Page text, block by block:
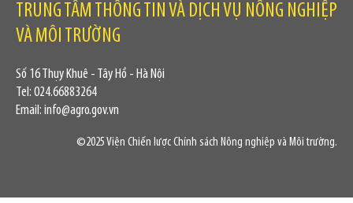
TRUNG TÂM THÔNG TIN VÀ DỊCH VỤ NÔNG NGHIỆP
VÀ MÔI TRƯỜNG
Số 16 Thụy Khuê - Tây Hồ - Hà Nội
Tel: 024.66883264
Email: info@agro.gov.vn
©2025 Viện Chiến lược Chính sách Nông nghiệp và Môi trường.